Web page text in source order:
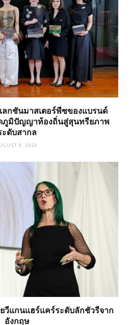
กชันมาสเตอร์พีซของแบรนด์
ดภูมิปัญญาท้องถิ่นสู่สุนทรียภาพ
ะดับสากล
8, 2026
วีแกนแฮร์แคร์ระดับลักชัวรีจาก
อังกฤษ